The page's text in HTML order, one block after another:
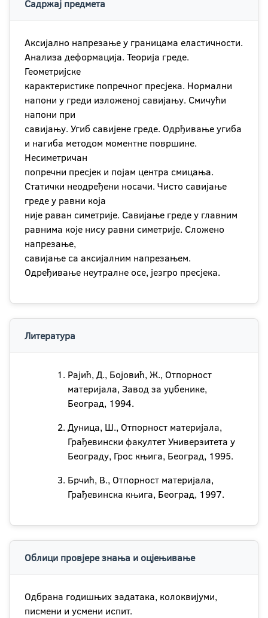
Садржај предмета
Аксијално напрезање у границама еластичности.
Анализа деформација. Теорија греде.
Геометријске
карактеристике попречног пресјека. Нормални
напони у греди изложеној савијању. Смичући
напони при
савијању. Угиб савијене греде. Одрђивање угиба
и нагиба методом моментне површине.
Несиметричан
попречни пресјек и појам центра смицања.
Статички неодређени носачи. Чисто савијање
греде у равни која
није раван симетрије. Савијање греде у главним
равнима које нису равни симетрије. Сложено
напрезање,
савијање са аксијалним напрезањем.
Одређивање неутралне осе, језгро пресјека.
Литература
Рајић, Д., Бојовић, Ж., Отпорност
материјала, Завод за уџбенике,
Београд, 1994.
Дуница, Ш., Отпорност материјала,
Грађевински факултет Универзитета у
Београду, Грос књига, Београд, 1995.
Брчић, В., Отпорност материјала,
Грађевинска књига, Београд, 1997.
Облици провјере знања и оцјењивање
Одбрана годишњих задатака, колоквијуми,
писмени и усмени испит.